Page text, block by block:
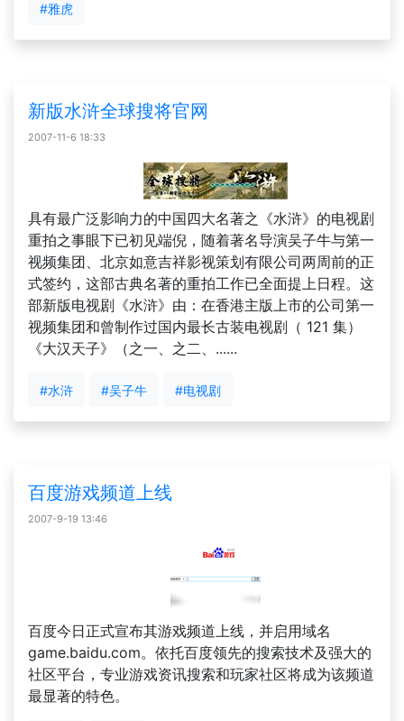
#雅虎
新版水浒全球搜将官网
2007-11-6 18:33
具有最广泛影响力的中国四大名著之《水浒》的电视剧
重拍之事眼下已初见端倪，随着著名导演吴子牛与第一
视频集团、北京如意吉祥影视策划有限公司两周前的正
式签约，这部古典名著的重拍工作已全面提上日程。这
部新版电视剧《水浒》由：在香港主版上市的公司第一
视频集团和曾制作过国内最长古装电视剧（ 121 集）
《大汉天子》（之一、之二、......
#水浒 #吴子牛 #电视剧
百度游戏频道上线
2007-9-19 13:46
百度今日正式宣布其游戏频道上线，并启用域名
game.baidu.com。依托百度领先的搜索技术及强大的
社区平台，专业游戏资讯搜索和玩家社区将成为该频道
最显著的特色。